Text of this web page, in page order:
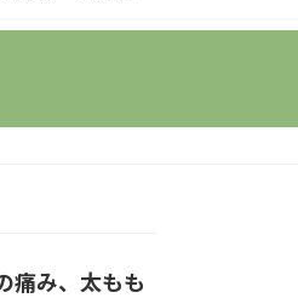
痛み、太もも